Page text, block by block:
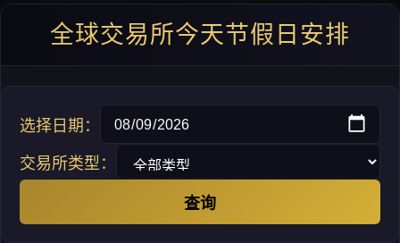
全球交易所今天节假日安排
选择日期：
交易所类型：
查询